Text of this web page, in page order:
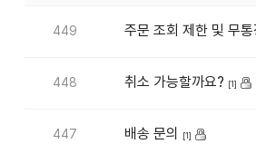
449 주문 조회 제한 및 무
448 취소 가능할까요? [1]
447 배송 문의 [1]